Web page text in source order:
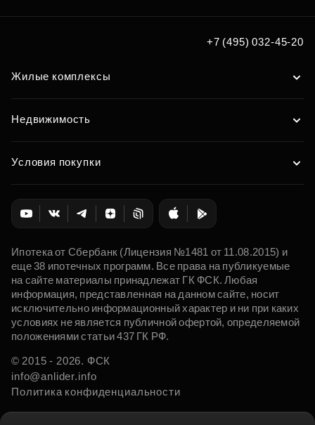
+7 (495) 032-45-20
Жилые комплексы
Недвижимость
Условия покупки
Ипотека от Сбербанк (Лицензия №1481 от 11.08.2015) и
еще 38 ипотечных программ. Все права на публикуемые
на сайте материалы принадлежат ГК ФСК. Любая
информация, представленная на данном сайте, носит
исключительно информационный характер и ни при каких
условиях не является публичной офертой, определяемой
положениями статьи 437 ГК РФ.
© 2015 - 2026. ФСК
info@anlider.info
Политика конфиденциальности